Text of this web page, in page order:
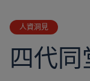
人資洞見
四代